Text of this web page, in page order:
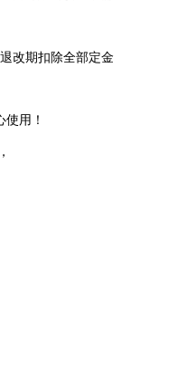
改期扣除全部定金
使用！